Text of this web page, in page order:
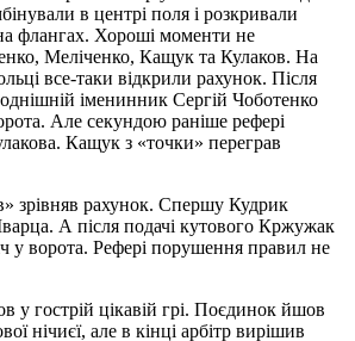
в центрі поля і розкривали
флангах. Хороші моменти не
Меліченко, Кащук та Кулаков. На
все-таки відкрили рахунок. Після
іменинник Сергій Чоботенко
Але секундою раніше рефері
Кащук з «точки» переграв
зрівняв рахунок. Спершу Кудрик
А після подачі кутового Кржужак
у ворота. Рефері порушення правил не
у гострій цікавій грі. Поєдинок йшов
нічиєї, але в кінці арбітр вирішив